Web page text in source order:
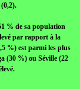
% de sa population
par rapport à la
%) est parmi les plus
(30 %) ou Séville (22